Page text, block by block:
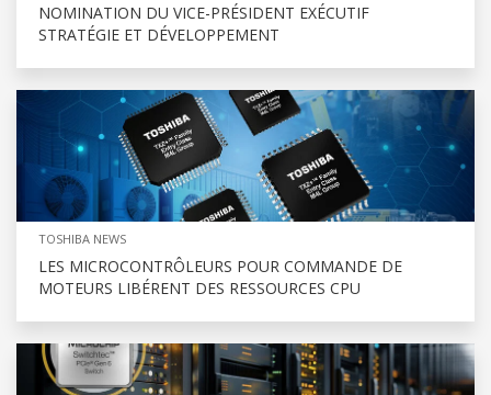
NOMINATION DU VICE-PRÉSIDENT EXÉCUTIF
STRATÉGIE ET DÉVELOPPEMENT
TOSHIBA NEWS
LES MICROCONTRÔLEURS POUR COMMANDE DE
MOTEURS LIBÉRENT DES RESSOURCES CPU